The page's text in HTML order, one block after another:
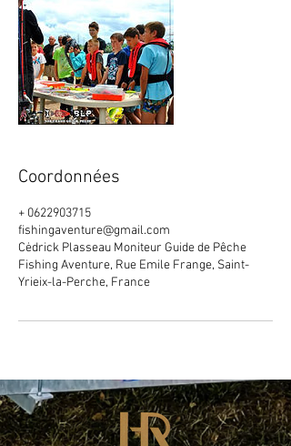
Coordonnées
+ 0622903715
fishingaventure@gmail.com
Cėdrick Plasseau Moniteur Guide de Pêche
Fishing Aventure, Rue Emile Frange, Saint-
Yrieix-la-Perche, France